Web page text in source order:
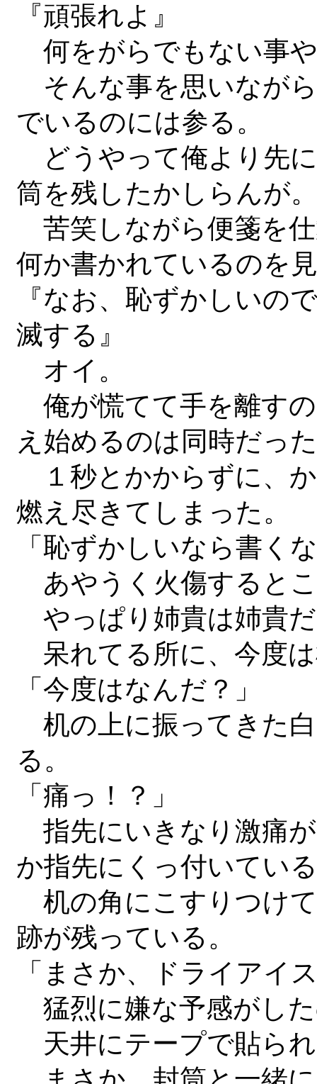
『頑張れよ』
何をがらでもない事
そんな事を思いなが
でいるのには参る。
どうやって俺より先
筒を残したかしらんが
苦笑しながら便箋を
何か書かれているのを
『なお、恥ずかしいの
滅する』
オイ。
俺が慌てて手を離す
え始めるのは同時だっ
１秒とかからずに、
燃え尽きてしまった。
「恥ずかしいなら書く
あやうく火傷すると
やっぱり姉貴は姉貴
呆れてる所に、今度
「今度はなんだ？」
机の上に振ってきた
る。
「痛っ！？」
指先にいきなり激痛
か指先にくっ付いてい
机の角にこすりつけ
跡が残っている。
「まさか、ドライアイ
猛烈に嫌な予感がし
天井にテープで貼ら